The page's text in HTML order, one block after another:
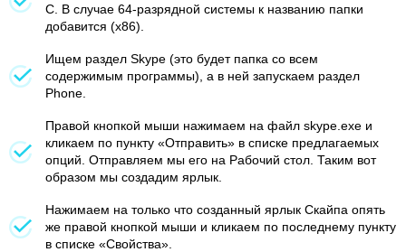
C. В случае 64-разрядной системы к названию папки
добавится (x86).
Ищем раздел Skype (это будет папка со всем
содержимым программы), а в ней запускаем раздел
Phone.
Правой кнопкой мыши нажимаем на файл skype.exe и
кликаем по пункту «Отправить» в списке предлагаемых
опций. Отправляем мы его на Рабочий стол. Таким вот
образом мы создадим ярлык.
Нажимаем на только что созданный ярлык Скайпа опять
же правой кнопкой мыши и кликаем по последнему пункту
в списке «Свойства».